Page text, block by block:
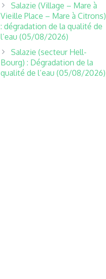
Salazie (Village – Mare à
Vieille Place – Mare à Citrons)
: dégradation de la qualité de
l’eau (05/08/2026)
Salazie (secteur Hell-
Bourg) : Dégradation de la
qualité de l’eau (05/08/2026)